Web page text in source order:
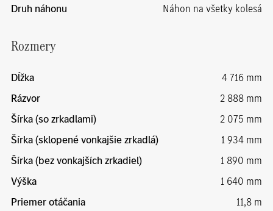
Druh náhonu
Náhon na všetky kolesá
Rozmery
Dĺžka
4 716 mm
Rázvor
2 888 mm
Šírka (so zrkadlami)
2 075 mm
Šírka (sklopené vonkajšie zrkadlá)
1 934 mm
Šírka (bez vonkajších zrkadiel)
1 890 mm
Výška
1 640 mm
Priemer otáčania
11,8 m